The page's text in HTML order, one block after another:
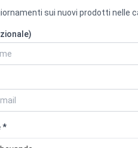
sui nuovi prodotti nelle
*